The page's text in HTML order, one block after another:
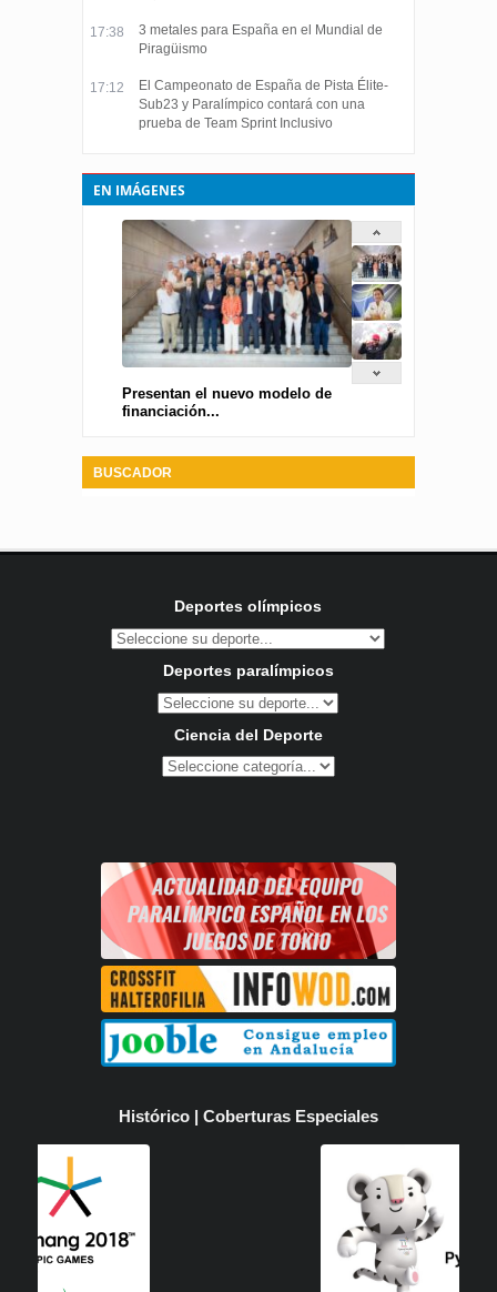
17:38
3 metales para España en el Mundial de
Piragüismo
17:12
El Campeonato de España de Pista Élite-
Sub23 y Paralímpico contará con una
prueba de Team Sprint Inclusivo
EN IMÁGENES
Presentan el nuevo modelo de
financiación...
BUSCADOR
Deportes olímpicos
Deportes paralímpicos
Ciencia del Deporte
Histórico | Coberturas Especiales